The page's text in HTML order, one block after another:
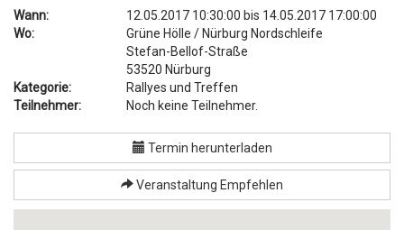
Wann: 12.05.2017 10:30:00 bis 14.05.2017 17:00:00
Wo:
Grüne Hölle / Nürburg Nordschleife
Stefan-Bellof-Straße
53520 Nürburg
Kategorie:
Rallyes und Treffen
Teilnehmer:
Noch keine Teilnehmer.
Termin herunterladen
Veranstaltung Empfehlen